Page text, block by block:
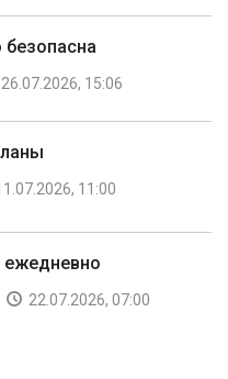
26.07.2026, 15:06
11:00
ежедневно
22.07.2026, 07:00